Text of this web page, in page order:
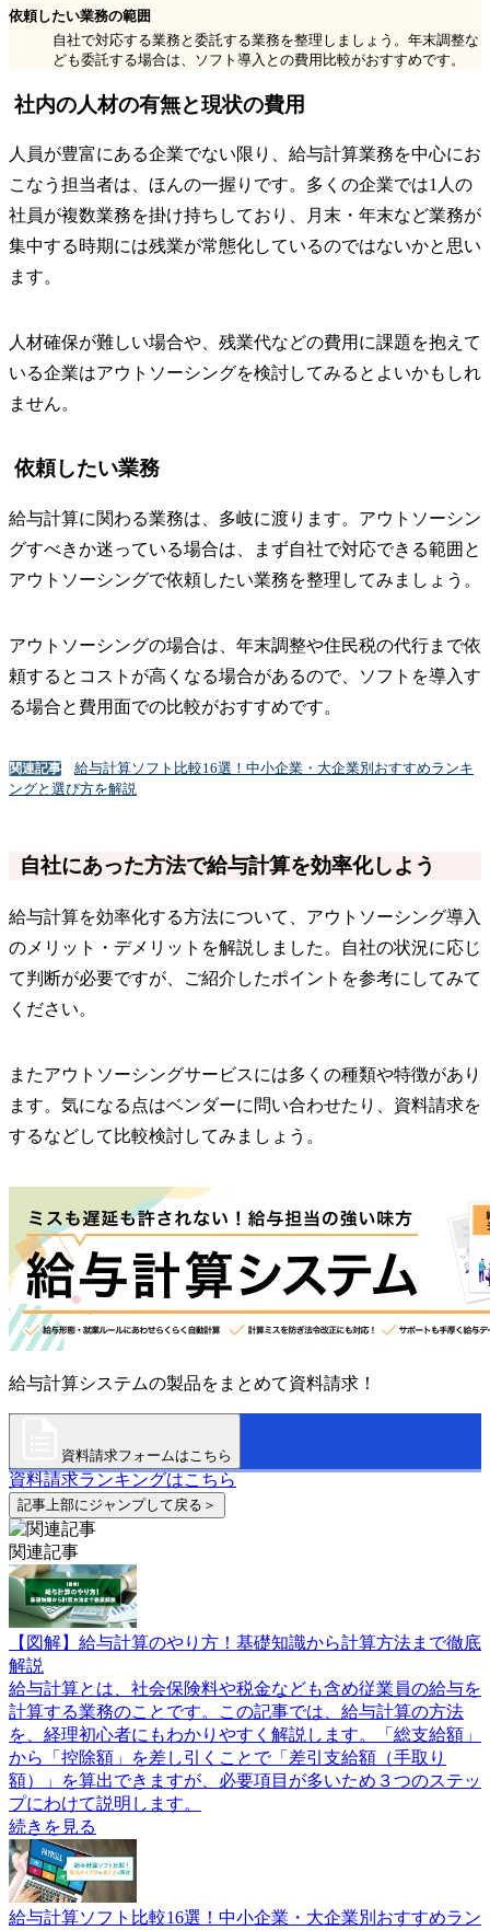
依頼したい業務の範囲
自社で対応する業務と委託する業務を整理しましょう。年末調整な
ども委託する場合は、ソフト導入との費用比較がおすすめです。
社内の人材の有無と現状の費用
人員が豊富にある企業でない限り、給与計算業務を中心にお
こなう担当者は、ほんの一握りです。多くの企業では1人の
社員が複数業務を掛け持ちしており、月末・年末など業務が
集中する時期には残業が常態化しているのではないかと思い
ます。
人材確保が難しい場合や、残業代などの費用に課題を抱えて
いる企業はアウトソーシングを検討してみるとよいかもしれ
ません。
依頼したい業務
給与計算に関わる業務は、多岐に渡ります。アウトソーシン
グすべきか迷っている場合は、まず自社で対応できる範囲と
アウトソーシングで依頼したい業務を整理してみましょう。
アウトソーシングの場合は、年末調整や住民税の代行まで依
頼するとコストが高くなる場合があるので、ソフトを導入す
る場合と費用面での比較がおすすめです。
関連記事
給与計算ソフト比較16選！中小企業・大企業別おすすめランキ
ングと選び方を解説
自社にあった方法で給与計算を効率化しよう
給与計算を効率化する方法について、アウトソーシング導入
のメリット・デメリットを解説しました。自社の状況に応じ
て判断が必要ですが、ご紹介したポイントを参考にしてみて
ください。
またアウトソーシングサービスには多くの種類や特徴があり
ます。気になる点はベンダーに問い合わせたり、資料請求を
するなどして比較検討してみましょう。
給与計算システムの製品をまとめて資料請求！
資料請求フォームはこちら
資料請求ランキングはこちら
記事上部にジャンプして戻る＞
関連記事
【図解】給与計算のやり方！基礎知識から計算方法まで徹底
解説
給与計算とは、社会保険料や税金なども含め従業員の給与を
計算する業務のことです。この記事では、給与計算の方法
を、経理初心者にもわかりやすく解説します。「総支給額」
から「控除額」を差し引くことで「差引支給額（手取り
額）」を算出できますが、必要項目が多いため３つのステッ
プにわけて説明します。
続きを見る
給与計算ソフト比較16選！中小企業・大企業別おすすめラン